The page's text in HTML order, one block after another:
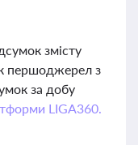
змісту
першоджерел з
за добу
LIGA360.